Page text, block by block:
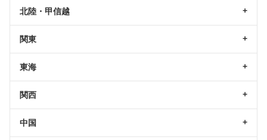
北陸・甲信越
関東
東海
関西
中国